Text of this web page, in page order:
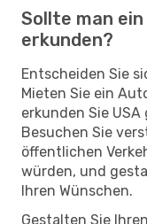
Sollte man
erkunden?
Entscheiden Sie
Mieten Sie ein
erkunden Sie
Besuchen Sie
öffentlichen
würden, und
Ihren Wünschen.
Gestalten Sie